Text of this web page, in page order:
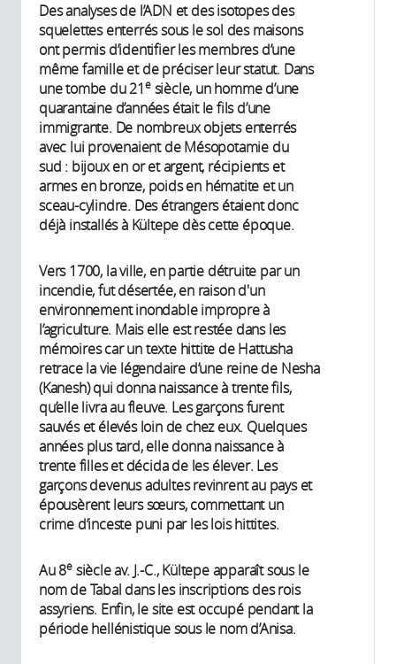
Des analyses de l’ADN et des isotopes des
squelettes enterrés sous le sol des maisons
ont permis d’identifier les membres d’une
même famille et de préciser leur statut. Dans
une tombe du 21esiècle, un homme d’une
quarantaine d’années était le fils d’une
immigrante. De nombreux objets enterrés
avec lui provenaient de Mésopotamie du
sud : bijoux en or et argent, récipients et
armes en bronze, poids en hématite et un
sceau-cylindre. Des étrangers étaient donc
déjà installés à Kültepe dès cette époque.
Vers 1700, la ville, en partie détruite par un
incendie, fut désertée, en raison d'un
environnement inondable impropre à
l’agriculture. Mais elle est restée dans les
mémoires car un texte hittite de Hattusha
retrace la vie légendaire d’une reine de Nesha
(Kanesh) qui donna naissance à trente fils,
qu’elle livra au fleuve. Les garçons furent
sauvés et élevés loin de chez eux. Quelques
années plus tard, elle donna naissance à
trente filles et décida de les élever. Les
garçons devenus adultes revinrent au pays et
épousèrent leurs sœurs, commettant un
crime d’inceste puni par les lois hittites.
Au 8e siècle av. J.-C., Kültepe apparaît sous le
nom de Tabal dans les inscriptions des rois
assyriens. Enfin, le site est occupé pendant la
période hellénistique sous le nom d’Anisa.